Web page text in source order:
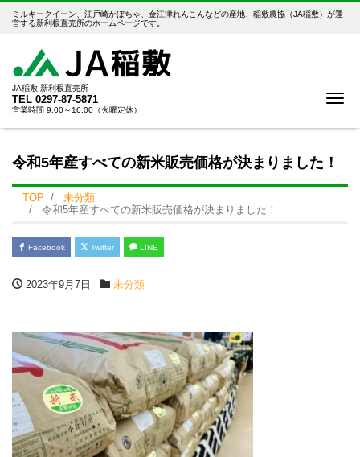
ミルキークイーン、江戸崎かぼちゃ、金江津れんこんなどの産地、稲敷農協（JA稲敷）が運
営する新利根直売所のホームページです。
JA稲敷 新利根直売所
TEL 0297-87-5871
営業時間 9:00～16:00（火曜定休）
令和5年産すべての新米販売価格が決まりました！
TOP
未分類
令和5年産すべての新米販売価格が決まりました！
Facebook Twitter LINE
2023年9月7日 未分類